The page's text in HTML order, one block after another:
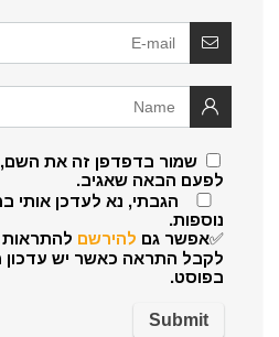
שמור בדפדפן זה את השם,
לפעם הבאה שאגיב.
הגבתי, נא לעדכן אותי
נוספות.
✅אפשר גם להירשם להתראות
לקבל התראה כאשר יש עדכון
בפוסט.